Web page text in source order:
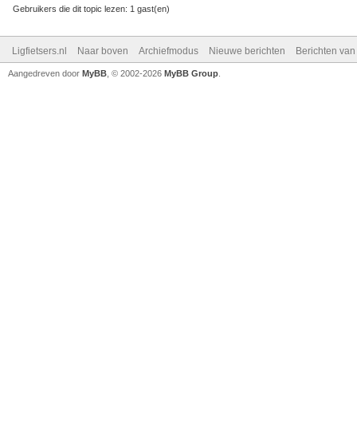
Gebruikers die dit topic lezen: 1 gast(en)
Ligfietsers.nl Naar boven Archiefmodus Nieuwe berichten Berichten
Aangedreven door MyBB , © 2002-2026 MyBB Group